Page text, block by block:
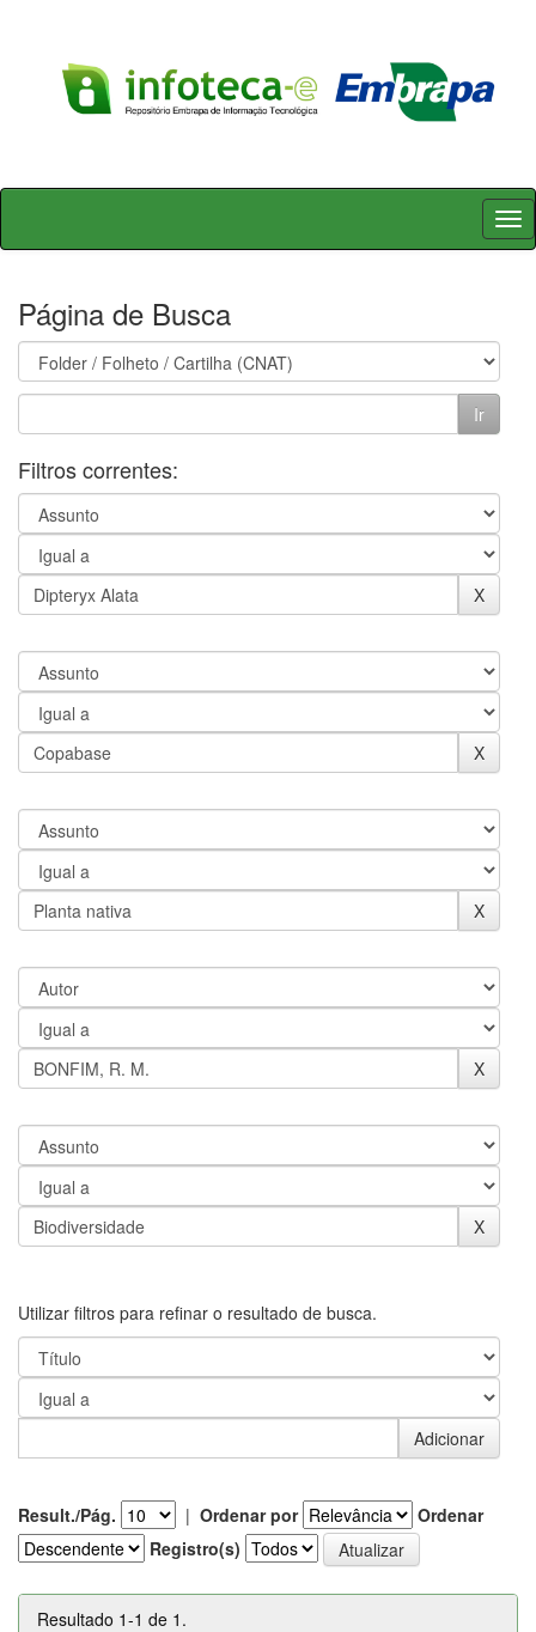
Skip
Página de Busca
Filtros correntes:
Utilizar filtros para refinar o resultado de busca.
Result./Pág. | Ordenar por
Ordenar
Registro(s)
Resultado 1-1 de 1.